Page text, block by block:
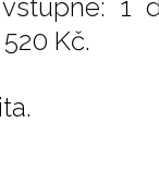
1
Kč.